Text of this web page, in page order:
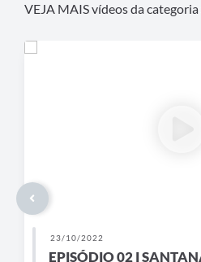
VEJA MAIS vídeos da categoria
23/10/2022
EPISÓDIO 02 I